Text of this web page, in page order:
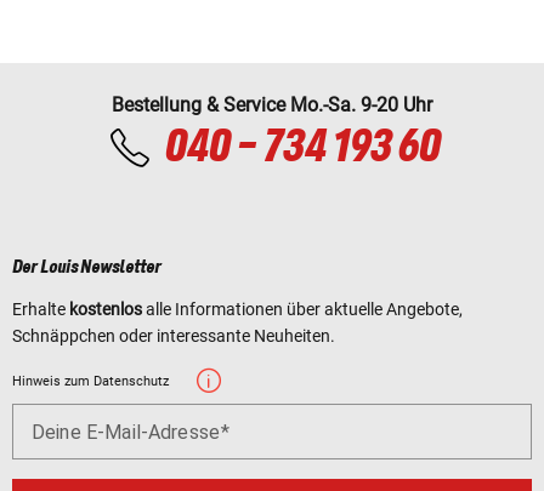
Bestellung & Service Mo.-Sa. 9-20 Uhr
040 - 734 193 60
Der Louis Newsletter
Erhalte kostenlosalle Informationen über aktuelle Angebote,
Schnäppchen oder interessante Neuheiten.
Hinweis zum Datenschutz
Deine E-Mail-Adresse